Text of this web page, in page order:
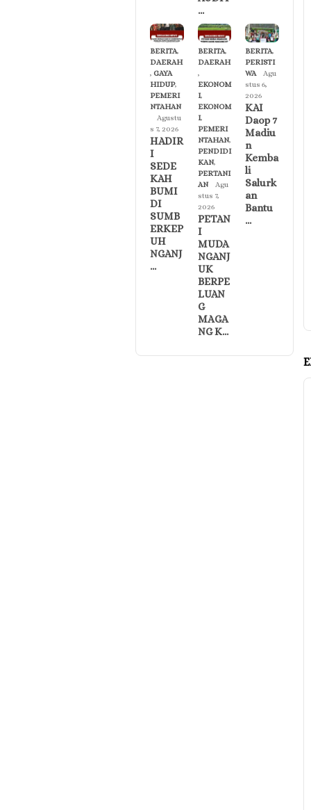
…
BERITA,
DAERAH
, GAYA
HIDUP,
PEMERI
NTAHAN
Agustu
s 7, 2026
HADIR
I
SEDE
KAH
BUMI
DI
SUMB
ERKEP
UH
NGANJ
…
BERITA,
DAERAH
,
EKONOM
I,
EKONOM
I,
PEMERI
NTAHAN,
PENDIDI
KAN,
PERTANI
AN
Agu
stus 7,
2026
PETAN
I
MUDA
NGANJ
UK
BERPE
LUAN
G
MAGA
NG K…
BERITA,
PERISTI
WA
Agu
stus 6,
2026
KAI
Daop 7
Madiu
n
Kemba
li
Salurk
an
Bantu
…